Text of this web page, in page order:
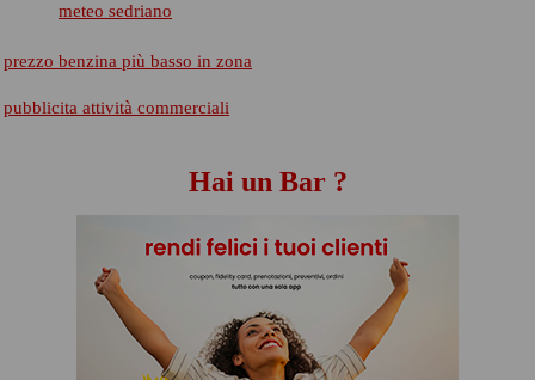
meteo sedriano
prezzo benzina più basso in zona
pubblicita attività commerciali
Hai un Bar ?